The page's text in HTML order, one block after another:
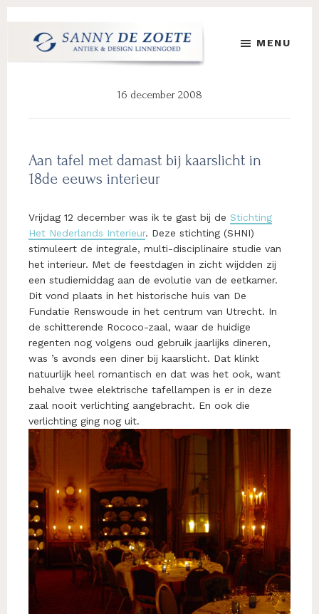
hoofd
eerste
voettekst
Design
Damast
MENU
Aan tafel met damast bij kaarslicht in
18de eeuws interieur
16 december 2008
Vrijdag 12 december was ik te gast bij de Stichting
Het Nederlands Interieur. Deze stichting (SHNI)
stimuleert de integrale, multi-disciplinaire studie van
het interieur. Met de feestdagen in zicht wijdden zij
een studiemiddag aan de evolutie van de eetkamer.
Dit vond plaats in het historische huis van De
Fundatie Renswoude in het centrum van Utrecht. In
de schitterende Rococo-zaal, waar de huidige
regenten nog volgens oud gebruik jaarlijks dineren,
was ’s avonds een diner bij kaarslicht. Dat klinkt
natuurlijk heel romantisch en dat was het ook, want
behalve twee elektrische tafellampen is er in deze
zaal nooit verlichting aangebracht. En ook die
verlichting ging nog uit.